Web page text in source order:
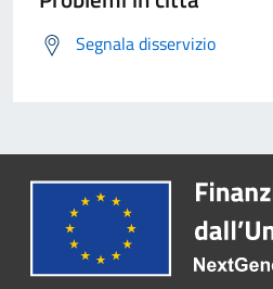
Segnala disservizio